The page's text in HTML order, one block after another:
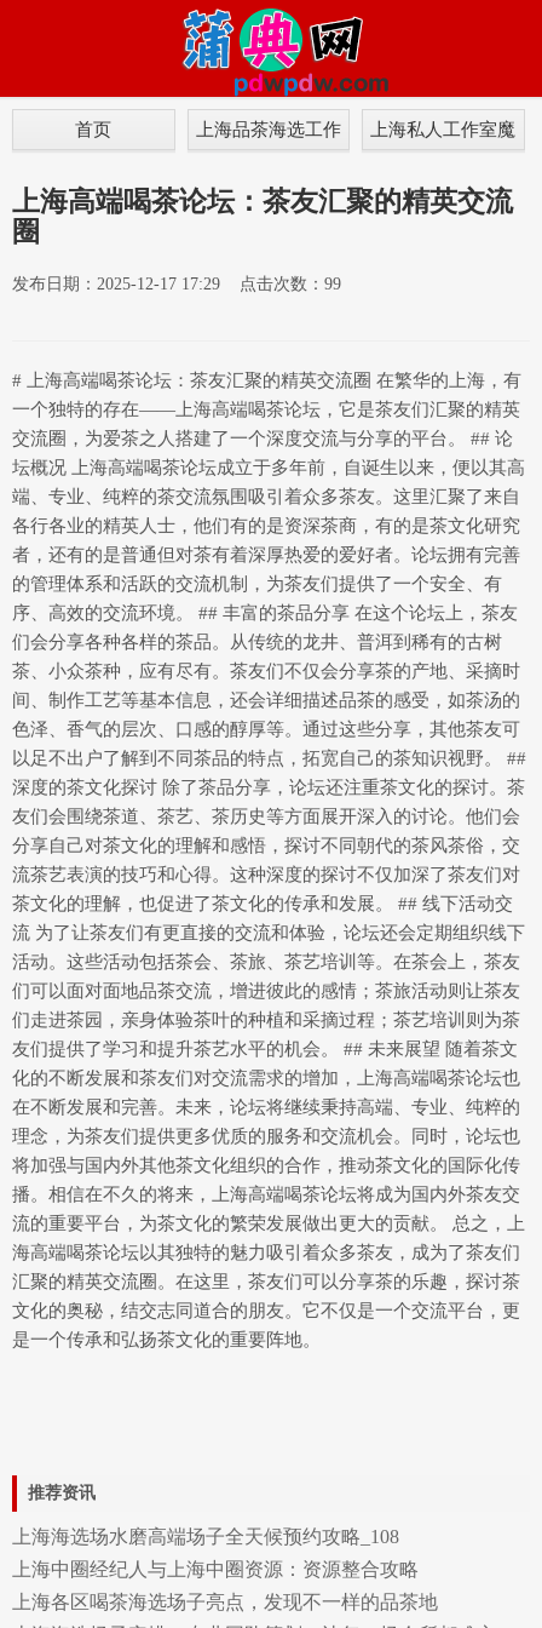
首页
上海品茶海选工作
上海私人工作室魔
上海高端喝茶论坛：茶友汇聚的精英交流
圈
发布日期：2025-12-17 17:29 点击次数：99
# 上海高端喝茶论坛：茶友汇聚的精英交流圈 在繁华的上海，有
一个独特的存在——上海高端喝茶论坛，它是茶友们汇聚的精英
交流圈，为爱茶之人搭建了一个深度交流与分享的平台。 ## 论
坛概况 上海高端喝茶论坛成立于多年前，自诞生以来，便以其高
端、专业、纯粹的茶交流氛围吸引着众多茶友。这里汇聚了来自
各行各业的精英人士，他们有的是资深茶商，有的是茶文化研究
者，还有的是普通但对茶有着深厚热爱的爱好者。论坛拥有完善
的管理体系和活跃的交流机制，为茶友们提供了一个安全、有
序、高效的交流环境。 ## 丰富的茶品分享 在这个论坛上，茶友
们会分享各种各样的茶品。从传统的龙井、普洱到稀有的古树
茶、小众茶种，应有尽有。茶友们不仅会分享茶的产地、采摘时
间、制作工艺等基本信息，还会详细描述品茶的感受，如茶汤的
色泽、香气的层次、口感的醇厚等。通过这些分享，其他茶友可
以足不出户了解到不同茶品的特点，拓宽自己的茶知识视野。 ##
深度的茶文化探讨 除了茶品分享，论坛还注重茶文化的探讨。茶
友们会围绕茶道、茶艺、茶历史等方面展开深入的讨论。他们会
分享自己对茶文化的理解和感悟，探讨不同朝代的茶风茶俗，交
流茶艺表演的技巧和心得。这种深度的探讨不仅加深了茶友们对
茶文化的理解，也促进了茶文化的传承和发展。 ## 线下活动交
流 为了让茶友们有更直接的交流和体验，论坛还会定期组织线下
活动。这些活动包括茶会、茶旅、茶艺培训等。在茶会上，茶友
们可以面对面地品茶交流，增进彼此的感情；茶旅活动则让茶友
们走进茶园，亲身体验茶叶的种植和采摘过程；茶艺培训则为茶
友们提供了学习和提升茶艺水平的机会。 ## 未来展望 随着茶文
化的不断发展和茶友们对交流需求的增加，上海高端喝茶论坛也
在不断发展和完善。未来，论坛将继续秉持高端、专业、纯粹的
理念，为茶友们提供更多优质的服务和交流机会。同时，论坛也
将加强与国内外其他茶文化组织的合作，推动茶文化的国际化传
播。相信在不久的将来，上海高端喝茶论坛将成为国内外茶友交
流的重要平台，为茶文化的繁荣发展做出更大的贡献。 总之，上
海高端喝茶论坛以其独特的魅力吸引着众多茶友，成为了茶友们
汇聚的精英交流圈。在这里，茶友们可以分享茶的乐趣，探讨茶
文化的奥秘，结交志同道合的朋友。它不仅是一个交流平台，更
是一个传承和弘扬茶文化的重要阵地。
推荐资讯
上海海选场水磨高端场子全天候预约攻略_108
上海中圈经纪人与上海中圈资源：资源整合攻略
上海各区喝茶海选场子亮点，发现不一样的品茶地